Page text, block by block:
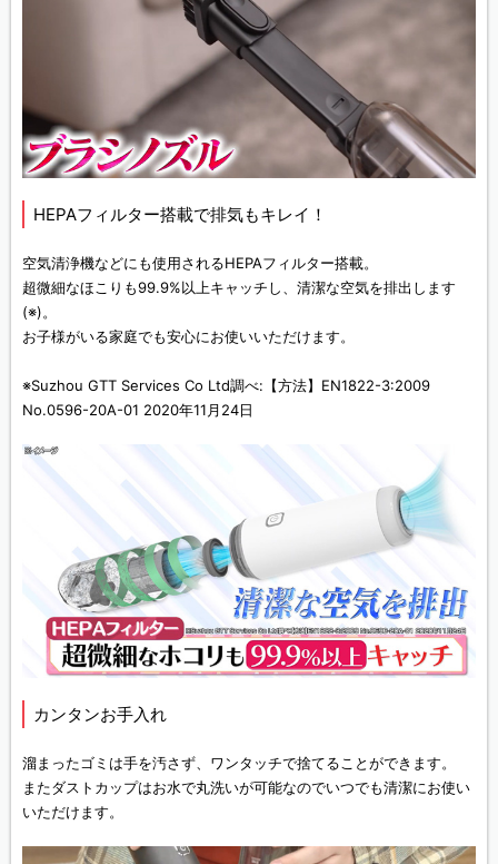
HEPAフィルター搭載で排気もキレイ！
空気清浄機などにも使用されるHEPAフィルター搭載。
超微細なほこりも99.9%以上キャッチし、清潔な空気を排出します
(※)。
お子様がいる家庭でも安心にお使いいただけます。
※Suzhou GTT Services Co Ltd調べ:【方法】EN1822-3:2009
No.0596-20A-01 2020年11月24日
カンタンお手入れ
溜まったゴミは手を汚さず、ワンタッチで捨てることができます。
またダストカップはお水で丸洗いが可能なのでいつでも清潔にお使い
いただけます。